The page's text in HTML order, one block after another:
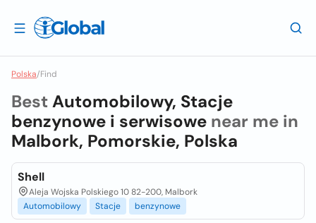
Polska/Find
Best Automobilowy, Stacje
benzynowe i serwisowe near me in
Malbork, Pomorskie, Polska
Shell
Aleja Wojska Polskiego 10 82-200, Malbork
Automobilowy
Stacje benzynowe